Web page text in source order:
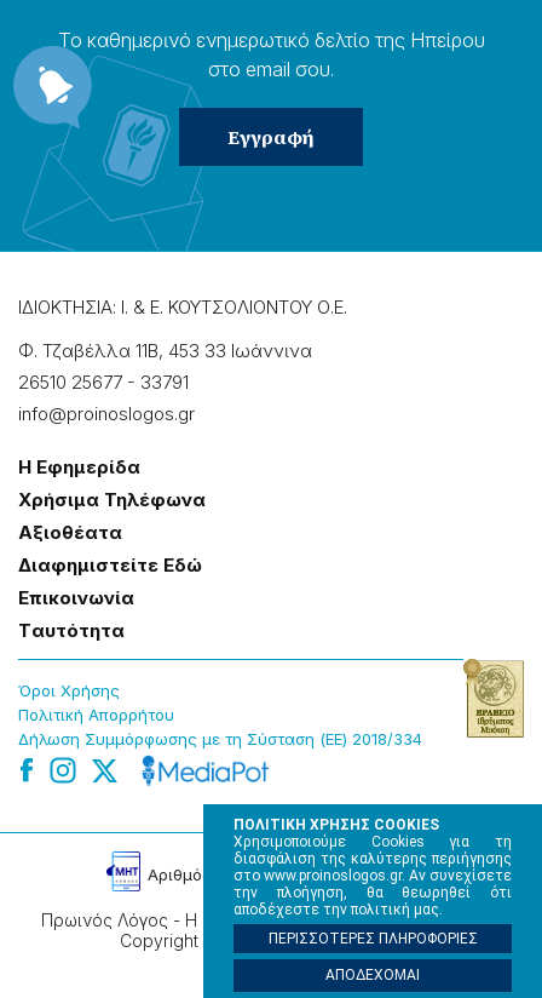
ΠΟΛΙΤΙΚΗ ΧΡΗΣΗΣ COOKIES
Χρησιμοποιούμε Cookies για τη
διασφάλιση της καλύτερης περιήγησης
στο www.proinoslogos.gr. Αν συνεχίσετε
την πλοήγηση, θα θεωρηθεί ότι
αποδέχεστε την πολιτική μας.
ΠΕΡΙΣΣΟΤΕΡΕΣ ΠΛΗΡΟΦΟΡΙΕΣ
ΑΠΟΔΕΧΟΜΑΙ
Το καθημερɩνό ενημερωτɩκό δελτίο της Ηπείρου
στο email σου.
ΙΔΙΟΚΤΗΣΙΑ: Ι. & Ε. ΚΟΥΤΣΟΛΙΟΝΤΟΥ Ο.Ε.
Φ. Τζαβέλλα 11Β, 453 33 Ιωάννɩνα
26510 25677 - 33791
info@proinoslogos.gr
Η Εφημερίδα
Χρήσɩμα Τηλέφωνα
Αξɩοθέατα
Δɩαφημɩστείτε Εδώ
Επɩκοɩνωνία
Tαυτότητα
Όροɩ Χρήσης
Πολɩτɩκή Απορρήτου
Δήλωση Συμμόρφωσης με τη Σύσταση (ΕΕ) 2018/334
Πρωινός Λόγος - Η καθημερινή εφημερίδα της Ηπείρου,
Copyright © 2026, All rights reserved.
Αρɩθμός Πɩστοποίησης Μ.Η.Τ. 220242